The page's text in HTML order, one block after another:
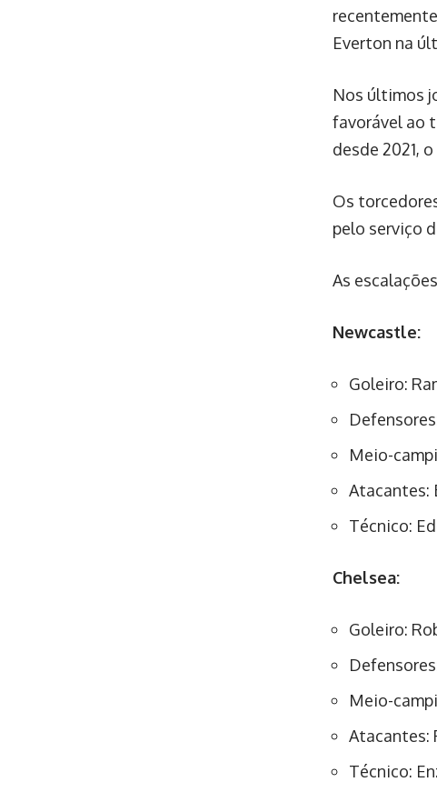
Everton na
Nos últimos
favorável ao
desde 2021,
Os
pelo serviço
As
Newcastle:
Goleiro:
Meio-
Atacantes:
Técnico:
Chelsea:
Goleiro:
Meio-
Atacantes:
Técnico: